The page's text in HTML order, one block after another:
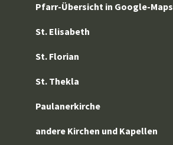
Pfarr-Übersicht in Google-Maps
St. Elisabeth
St. Florian
St. Thekla
Paulanerkirche
andere Kirchen und Kapellen